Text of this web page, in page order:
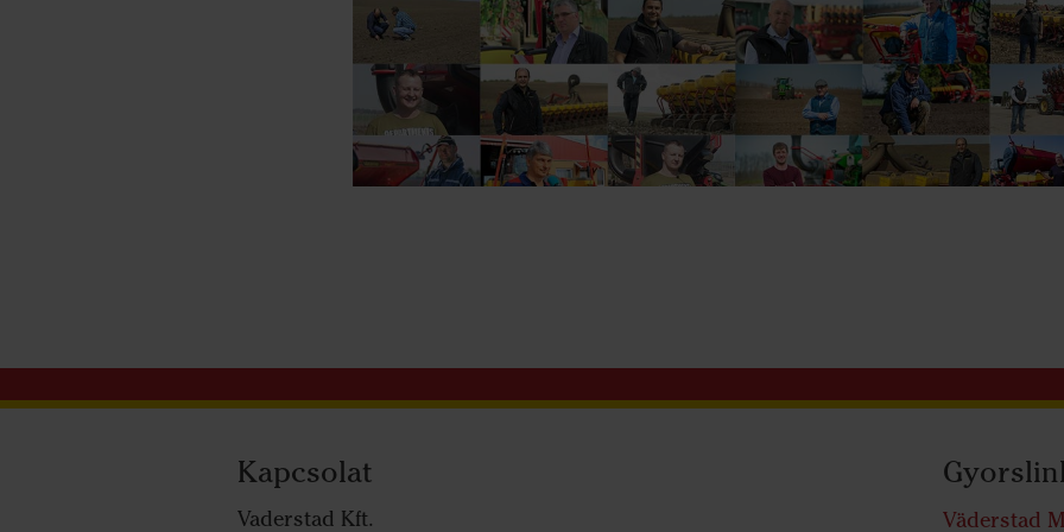
Kapcsolat
Vaderstad Kft. Väderstad